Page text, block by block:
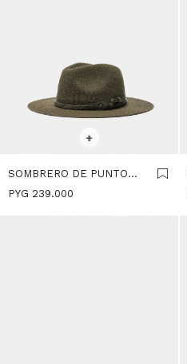
+
SOMBRERO DE PUNTO
CINTURONES CON
PYG 239.000